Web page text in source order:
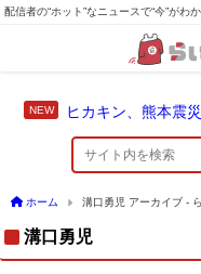
配信者の“ホット”なニュースで“今”がわか
ホーム 溝口勇児 アーカイブ -
溝口勇児